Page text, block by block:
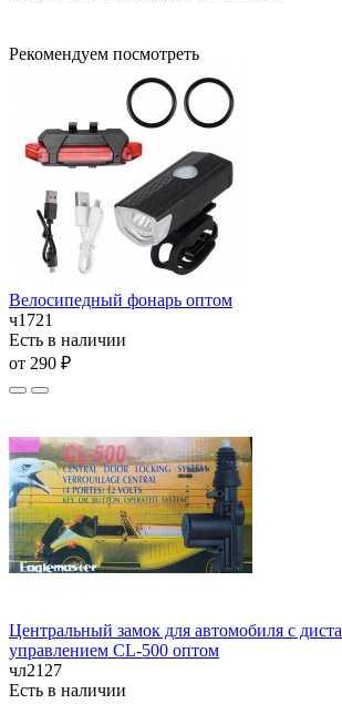
Рекомендуем посмотреть
Велосипедный фонарь оптом
ч1721
Есть в наличии
от 290 ₽
Центральный замок для автомобиля с
управлением CL-500 оптом
чл2127
Есть в наличии